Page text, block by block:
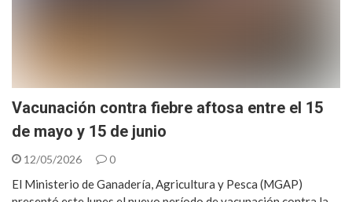
Vacunación contra fiebre aftosa entre el 15
de mayo y 15 de junio
12/05/2026 0
El Ministerio de Ganadería, Agricultura y Pesca (MGAP)